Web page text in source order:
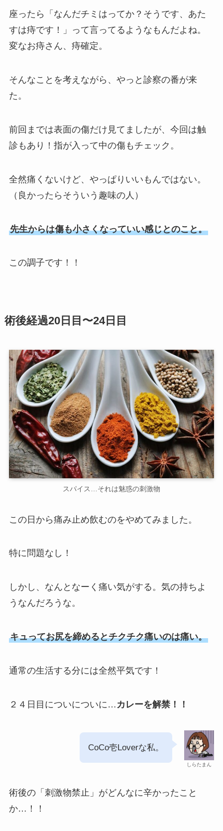
座ったら「なんだチミはってか？そうです、あた
すは痔です！」って言ってるようなもんだよね。
変なお痔さん、痔確定。
そんなことを考えながら、やっと診察の番が来
た。
前回までは表面の傷だけ見てましたが、今回は触
診もあり！指が入って中の傷もチェック。
全然痛くないけど、やっぱりいいもんではない。
（良かったらそういう趣味の人）
先生からは傷も小さくなっていい感じとのこと。
この調子です！！
術後経過20日目〜24日目
スパイス…それは魅惑の刺激物
この日から痛み止め飲むのをやめてみました。
特に問題なし！
しかし、なんとなーく痛い気がする。気の持ちよ
うなんだろうな。
キュってお尻を締めるとチクチク痛いのは痛い。
通常の生活する分には全然平気です！
２４日目についについに… カレーを解禁！！
しらたまん
CoCo壱Loverな私。
術後の「刺激物禁止」がどんなに辛かったこと
か…！！